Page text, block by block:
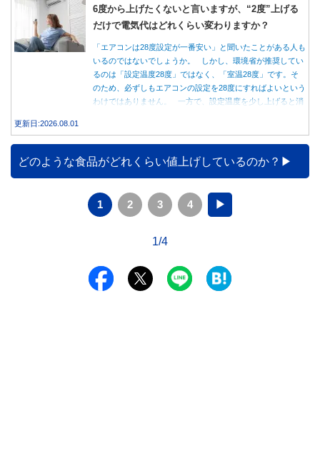
6度から上げたくないと言いますが、“2度”上げる
だけで電気代はどれくらい変わりますか？
「エアコンは28度設定が一番安い」と聞いたことがある人も
いるのではないでしょうか。 しかし、環境省が推奨してい
るのは「設定温度28度」ではなく、「室温28度」です。そ
のため、必ずしもエアコンの設定を28度にすればよいという
わけではありません。 一方で、設定温度を少し上げると消
データをもとに、節約効果の目安と快適に過ごすためのポイ
ントを分かりやすく解説します。
更新日:2026.08.01
どのような食品がどれくらい値上げしているのか？
1 2 3 4 ▶
1/4